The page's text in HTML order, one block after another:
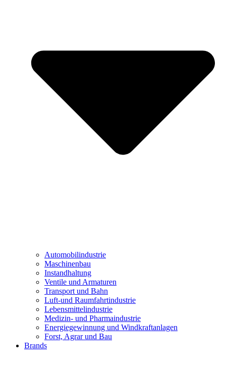
Automobilindustrie
Maschinenbau
Instandhaltung
Ventile und Armaturen
Transport und Bahn
Luft-und Raumfahrtindustrie
Lebensmittelindustrie
Medizin- und Pharmaindustrie
Energiegewinnung und Windkraftanlagen
Forst, Agrar und Bau
Brands